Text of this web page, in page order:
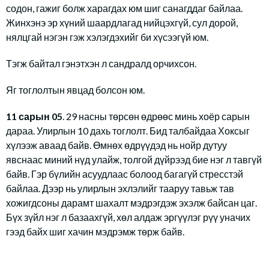
содон, гажиг болж харагдах юм шиг санагддаг байлаа.
Жинхэнэ эр хүний шаардлагад нийцэхгүй, сул дорой,
нялцгай нэгэн гэж хэлэгдэхийг би хүсээгүй юм.
Тэгж байтал гэнэтхэн л сандралд орчихсон.
Яг тоглолтын явцад болсон юм.
11 сарын 05. 29 насны төрсөн өдрөөс минь хоёр сарын
дараа. Улирлын 10 дахь тоглолт. Бид талбайдаа Хоксыг
хүлээж аваад байв. Өмнөх өдрүүдэд нь нойр дутуу
явснаас миний нүд улайж, толгой дүйрээд бие нэг л тавгүй
байв. Гэр бүлийн асуудлаас болоод багагүй стресстэй
байлаа. Дээр нь улирлын эхлэлийг тааруу тавьж тав
хожигдсоны дарамт шахалт мэдрэгдэж эхэлж байсан цаг.
Бүх зүйл нэг л базаахгүй, хөл алдаж эргүүлэг рүү уначих
гээд байх шиг хачин мэдрэмж төрж байв.